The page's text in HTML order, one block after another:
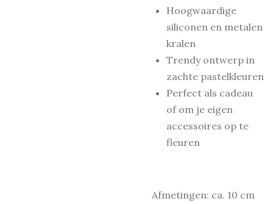
Hoogwaardige
siliconen en metalen
kralen
Trendy ontwerp in
zachte pastelkleuren
Perfect als cadeau
of om je eigen
accessoires op te
fleuren
Afmetingen: ca. 10 cm